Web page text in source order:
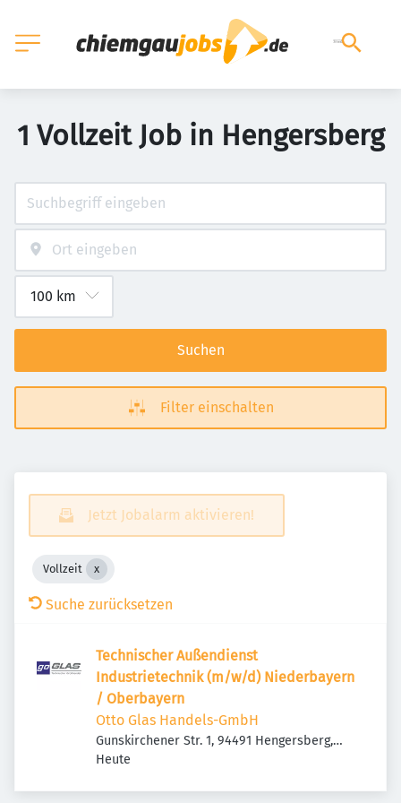
1 Vollzeit Job in Hengersberg
Suchen
Filter einschalten
Jetzt Jobalarm aktivieren!
Vollzeit
Suche zurücksetzen
Technischer Außendienst
Industrietechnik (m/w/d) Niederbayern
/ Oberbayern
Otto Glas Handels-GmbH
Gunskirchener Str. 1, 94491 Hengersberg,
Deutschland
Veröffentlicht
Heute